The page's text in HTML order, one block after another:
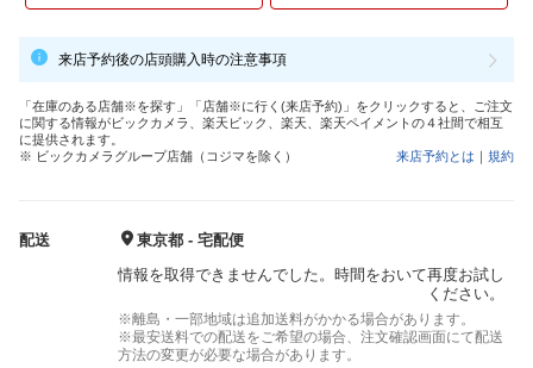
来店予約後の店頭購入時の注意事項
「在庫のある店舗※を探す」「店舗※に行く(来店予約)」をクリックすると、ご注文
に関する情報がビックカメラ、楽天ビック、楽天、楽天ペイメントの４社間で相互
に提供されます。
※ ビックカメラグループ店舗（コジマを除く）
来店予約とは ｜ 規約
配送
東京都 - 宅配便
情報を取得できませんでした。時間をおいて再度お試し
ください。
※離島・一部地域は追加送料がかかる場合があります。
※最安送料での配送をご希望の場合、注文確認画面にて配送
方法の変更が必要な場合があります。